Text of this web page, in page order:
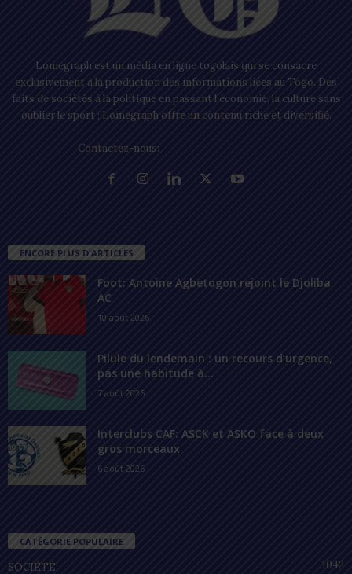
Lomegraph est un média en ligne togolais qui se consacre
exclusivement à la production des informations liées au Togo. Des
faits de sociétés à la politique en passant l’économie, la culture sans
oublier le sport ; Lomegraph offre un contenu riche et diversifié.
Contactez-nous:
ENCORE PLUS D'ARTICLES
Foot: Antoine Agbetogon rejoint le Djoliba
AC
10 août 2026
Pilule du lendemain : un recours d’urgence,
pas une habitude à...
7 août 2026
Interclubs CAF: ASCK et ASKO face à deux
gros morceaux
6 août 2026
CATÉGORIE POPULAIRE
SOCIÉTÉ 1042